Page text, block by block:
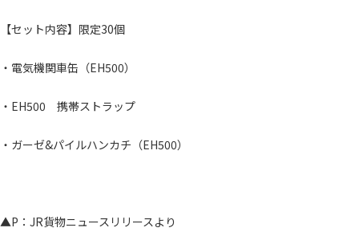
【セット内容】限定30個
・電気機関車缶（EH500）
・EH500 携帯ストラップ
・ガーゼ&パイルハンカチ（EH500）
▲P：JR貨物ニュースリリースより